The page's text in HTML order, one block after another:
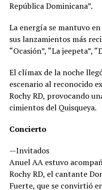
República Dominicana”.
La energía se mantuvo
sus lanzamientos más
“Ocasión”, “La jeepeta”,
El clímax de la noche
escenario al reconocido
Rochy RD, provocando
cimientos del Quisqueya.
Concierto
—Invitados
Anuel AA estuvo
Rochy RD, el cantante
Fuerte, que se convirtió